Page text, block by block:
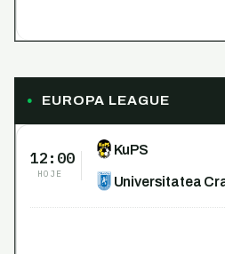
EUROPA LEAGUE
12:00
HOJE
KuPS
Universitatea